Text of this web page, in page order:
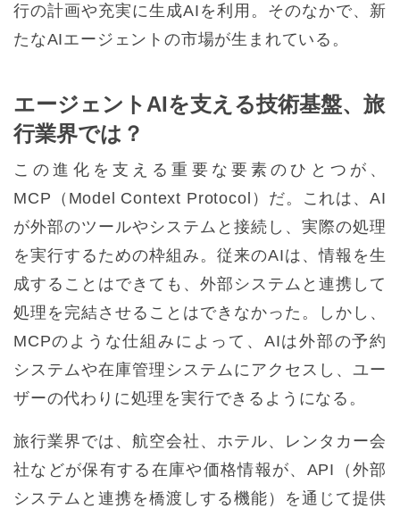
行の計画や充実に生成AIを利用。そのなかで、新
たなAIエージェントの市場が生まれている。
エージェントAIを支える技術基盤、旅
行業界では？
この進化を支える重要な要素のひとつが、
MCP（Model Context Protocol）だ。これは、AI
が外部のツールやシステムと接続し、実際の処理
を実行するための枠組み。従来のAIは、情報を生
成することはできても、外部システムと連携して
処理を完結させることはできなかった。しかし、
MCPのような仕組みによって、AIは外部の予約
システムや在庫管理システムにアクセスし、ユー
ザーの代わりに処理を実行できるようになる。
旅行業界では、航空会社、ホテル、レンタカー会
社などが保有する在庫や価格情報が、API（外部
システムと連携を橋渡しする機能）を通じて提供